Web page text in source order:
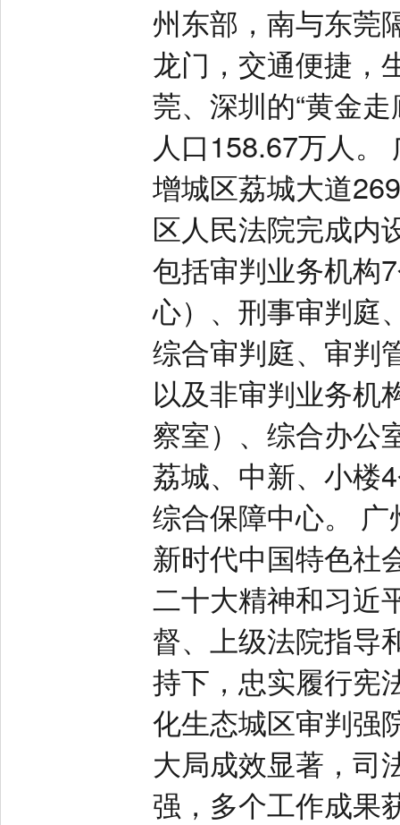
州东部，南与东莞
龙门，交通便捷，
莞、深圳的“黄金
人口158.67万人。
增城区荔城大道
区人民法院完成内
包括审判业务机构
心）、刑事审判庭
综合审判庭、审判
以及非审判业务机
察室）、综合办公
荔城、中新、小楼
综合保障中心。
新时代中国特色社
二十大精神和习近
督、上级法院指导
持下，忠实履行宪
化生态城区审判强
大局成效显著，司
强，多个工作成果